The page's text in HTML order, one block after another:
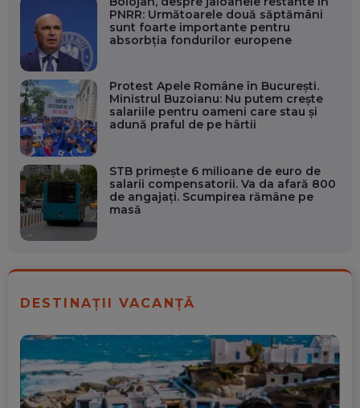
PNRR: Următoarele două săptămâni
sunt foarte importante pentru
absorbția fondurilor europene
Protest Apele Române în București.
Ministrul Buzoianu: Nu putem crește
salariile pentru oameni care stau și
adună praful de pe hârtii
STB primește 6 milioane de euro de
salarii compensatorii. Va da afară 800
de angajați. Scumpirea rămâne pe
masă
DESTINAȚII VACANȚĂ